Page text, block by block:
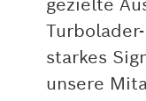
starkes
unsere